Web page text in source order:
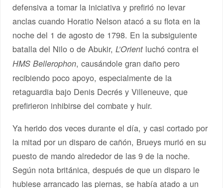
defensiva a tomar la iniciativa y prefirió no levar
anclas cuando Horatio Nelson atacó a su flota en la
noche del 1 de agosto de 1798. En la subsiguiente
batalla del Nilo o de Abukir,L’Orient luchó contra el
HMS Bellerophon, causándole gran daño pero
recibiendo poco apoyo, especialmente de la
retaguardia bajo Denis Decrés y Villeneuve, que
prefirieron inhibirse del combate y huir.
Ya herido dos veces durante el día, y casi cortado por
la mitad por un disparo de cañón, Brueys murió en su
puesto de mando alrededor de las 9 de la noche.
Según nota británica, después de que un disparo le
hubiese arrancado las piernas, se había atado a un